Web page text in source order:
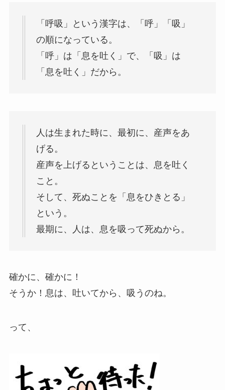
「呼吸」という漢字は、「呼」「吸」
の順になっている。
「呼」は「息を吐く」で、「吸」は
「息を吐く」だから。
人は生まれた時に、最初に、産声をあ
げる。
産声を上げるということは、息を吐く
こと。
そして、死ぬことを「息をひきとる」
という。
最期に、人は、息を吸って死ぬから。
確かに、確かに！
そうか！息は、吐いてから、吸うのね。
って、